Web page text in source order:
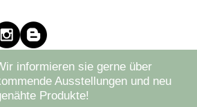
informieren sie gerne über
Ausstellungen und neu
Produkte!